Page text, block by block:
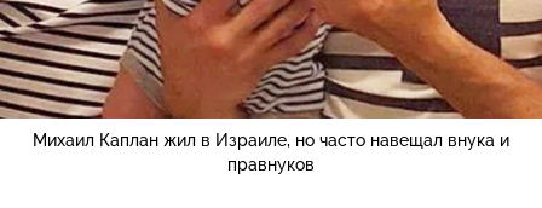
Михаил Каплан жил в Израиле, но часто навещал внука и
правнуков